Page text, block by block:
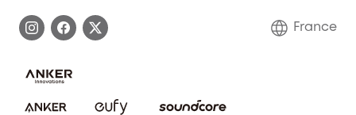
Annuler la commande
Communauté eufy Security
France